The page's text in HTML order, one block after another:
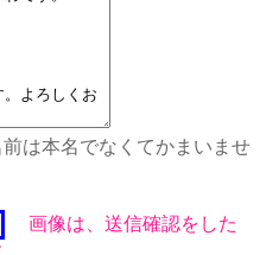
前は本名でなくてかまいませ
画像は、送信確認をした